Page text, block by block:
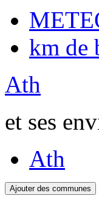
km de
Ath
et ses
Ath